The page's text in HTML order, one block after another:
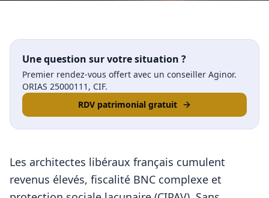
Une question sur votre situation ?
Premier rendez-vous offert avec un conseiller Aginor.
ORIAS 25000111, CIF.
RDV patrimonial gratuit
Les architectes libéraux français cumulent
revenus élevés, fiscalité BNC complexe et